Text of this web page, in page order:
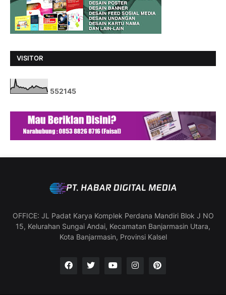
VISITOR
552145
OFFICE: JL Padat Karya Komplek Perdana Mandiri Blok J NO
15, Kelurahan Sungai Andai, Kecamatan Banjarmasin Utara,
Kota Banjarmasin, Provinsi Kalsel